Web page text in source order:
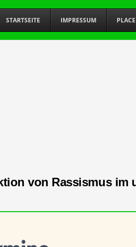
STARTSEITE IMPRESSUM PLACE
von Rassismus im